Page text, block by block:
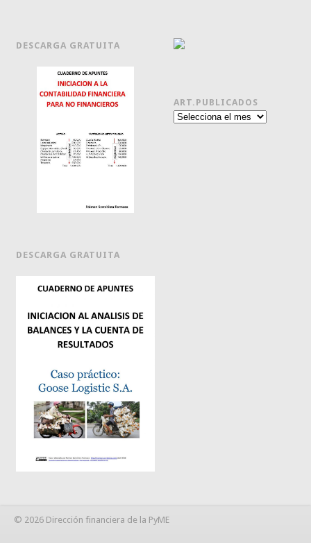
DESCARGA GRATUITA
DESCARGA GRATUITA
ART.PUBLICADOS
Art.publicados
© 2026 Dirección financiera de la PyME